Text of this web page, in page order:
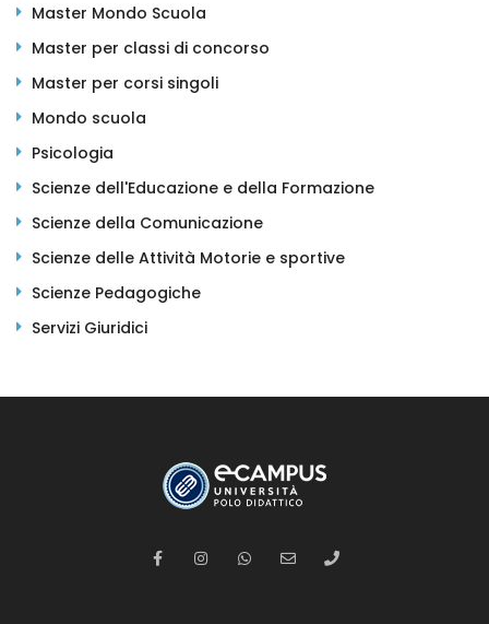
Master Mondo Scuola
Master per classi di concorso
Master per corsi singoli
Mondo scuola
Psicologia
Scienze dell'Educazione e della Formazione
Scienze della Comunicazione
Scienze delle Attività Motorie e sportive
Scienze Pedagogiche
Servizi Giuridici